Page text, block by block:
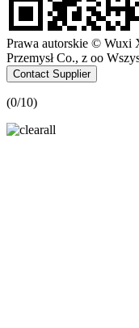
Prawa autorskie © Wuxi
Przemysł Co., z oo
Contact Supplier
(0/10)